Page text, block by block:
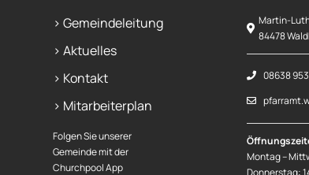
> Gemeindeleitung
> Aktuelles
> Kontakt
> Mitarbeiterplan
Folgen Sie unserer
Gemeinde mit der
Churchpool App
Martin-
84478
08638
Montag –